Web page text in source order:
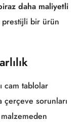
daha maliyetli
bir ürün
cam tablolar
çerçeve sorunları